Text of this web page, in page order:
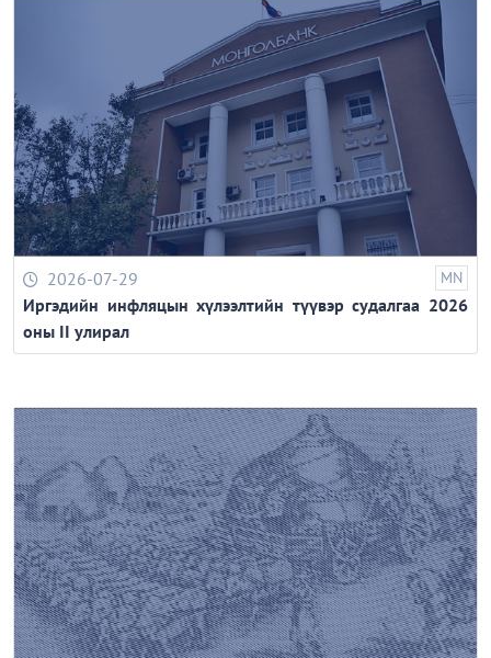
2026-07-29 MN
Иргэдийн инфляцын хүлээлтийн түүвэр судалгаа 2026
оны II улирал